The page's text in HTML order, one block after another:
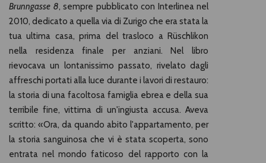
Brunngasse 8, sempre pubblicato con Interlinea nel
2010, dedicato a quella via di Zurigo che era stata la
tua ultima casa, prima del trasloco a Rüschlikon
nella residenza finale per anziani. Nel libro
rievocava un lontanissimo passato, rivelato dagli
affreschi portati alla luce durante i lavori di restauro:
la storia di una facoltosa famiglia ebrea e della sua
terribile fine, vittima di un'ingiusta accusa. Aveva
scritto: «Ora, da quando abito l'appartamento, per
la storia sanguinosa che vi è stata scoperta, sono
entrata nel mondo faticoso del rapporto con la